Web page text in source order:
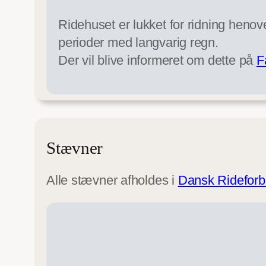
Ridehuset er lukket for ridning
perioder med langvarig regn.
Der vil blive informeret om dette på
Stævner
Alle stævner afholdes i Dansk